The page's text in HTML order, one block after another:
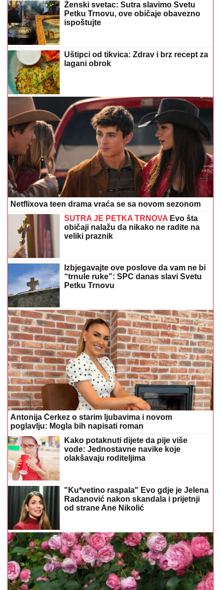
Ženski svetac: Sutra slavimo Svetu
Petku Trnovu, ove običaje obavezno
ispoštujte
Uštipci od tikvica: Zdrav i brz recept za
lagani obrok
Netflixova teen drama vraća se sa novom sezonom
SUTRA JE PETKA TRNOVA Evo šta
običaji nalažu da nikako ne radite na
veliki praznik
Izbjegavajte ove poslove da vam ne bi
“trnule ruke”: SPC danas slavi Svetu
Petku Trnovu
Antonija Čerkez o starim ljubavima i novom
poglavlju: Mogla bih napisati roman
Kako potaknuti dijete da pije više
vode: Jednostavne navike koje
olakšavaju roditeljima
"Ku*vetino raspala" Evo gdje je Jelena
Radanović nakon skandala i prijetnji
od strane Ane Nikolić